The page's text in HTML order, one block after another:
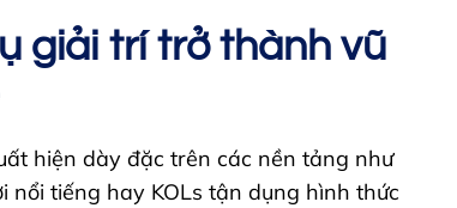
giải trí trở thành vũ
hiện dày đặc trên các nền tảng như
nổi tiếng hay KOLs tận dụng hình thức